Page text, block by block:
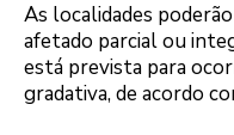
As localidades
afetado parcial ou
está prevista para
gradativa, de acordo